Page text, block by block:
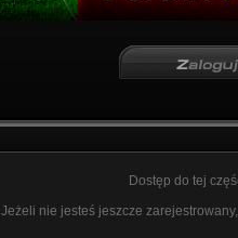
Dostęp do tej
Jeżeli nie jesteś jeszcze